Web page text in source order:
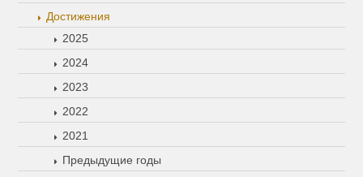
Достижения
2025
2024
2023
2022
2021
Предыдущие годы